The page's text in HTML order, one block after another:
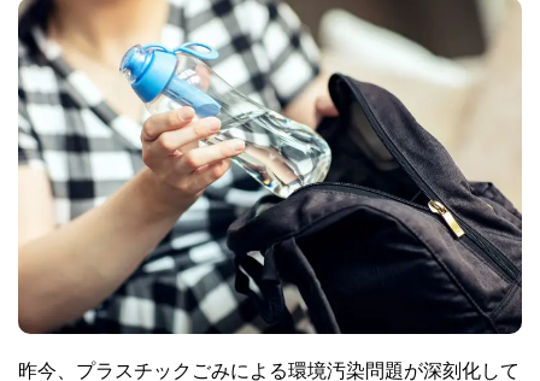
昨今、プラスチックごみによる環境汚染問題が深刻化して